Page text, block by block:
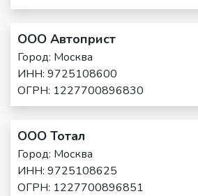
ООО Автоприст
Город: Москва
ИНН: 9725108600
ОГРН: 1227700896830
ООО Тотал
Город: Москва
ИНН: 9725108625
ОГРН: 1227700896851